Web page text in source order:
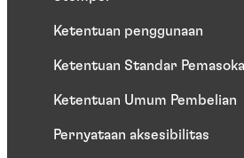
Ketentuan penggunaan
Ketentuan Standar
Ketentuan Umum Pembelian
Pernyataan aksesibilitas